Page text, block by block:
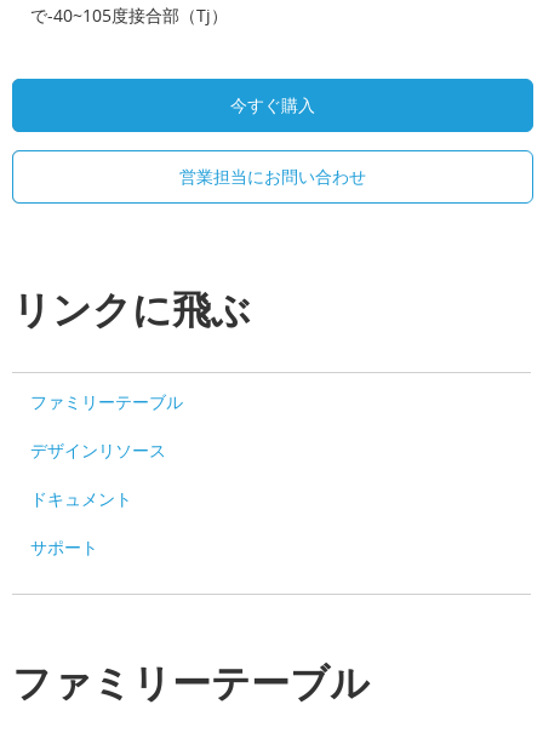
で-40~105度接合部（Tj）
今すぐ購入
営業担当にお問い合わせ
リンクに飛ぶ
ファミリーテーブル
デザインリソース
ドキュメント
サポート
ファミリーテーブル